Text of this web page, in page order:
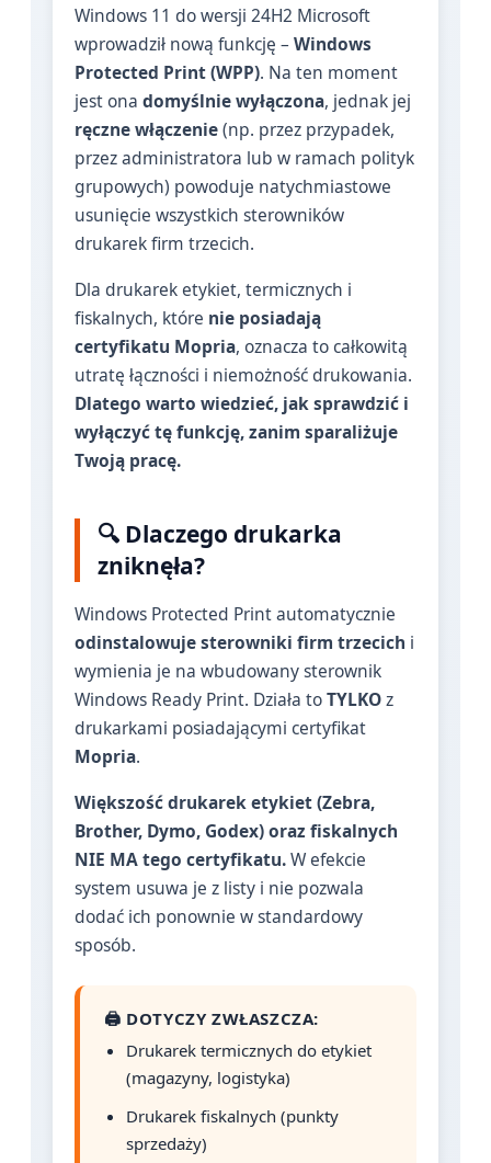
Windows 11 do wersji 24H2 Microsoft
wprowadził nową funkcję –Windows
Protected Print (WPP). Na ten moment
jest ona domyślnie wyłączona, jednak jej
ręczne włączenie(np. przez przypadek,
przez administratora lub w ramach polityk
grupowych) powoduje natychmiastowe
usunięcie wszystkich sterowników
drukarek firm trzecich.
Dla drukarek etykiet, termicznych i
fiskalnych, które nie posiadają
certyfikatu Mopria, oznacza to całkowitą
utratę łączności i niemożność drukowania.
Dlatego warto wiedzieć, jak sprawdzić i
wyłączyć tę funkcję, zanim sparaliżuje
Twoją pracę.
🔍 Dlaczego drukarka
zniknęła?
Windows Protected Print automatycznie
odinstalowuje sterowniki firm trzecich i
wymienia je na wbudowany sterownik
Windows Ready Print. Działa toTYLKOz
drukarkami posiadającymi certyfikat
Mopria.
Większość drukarek etykiet (Zebra,
Brother, Dymo, Godex) oraz fiskalnych
NIE MA tego certyfikatu.W efekcie
system usuwa je z listy i nie pozwala
dodać ich ponownie w standardowy
sposób.
🖨️ DOTYCZY ZWŁASZCZA:
Drukarek termicznych do etykiet
(magazyny, logistyka)
Drukarek fiskalnych (punkty
sprzedaży)